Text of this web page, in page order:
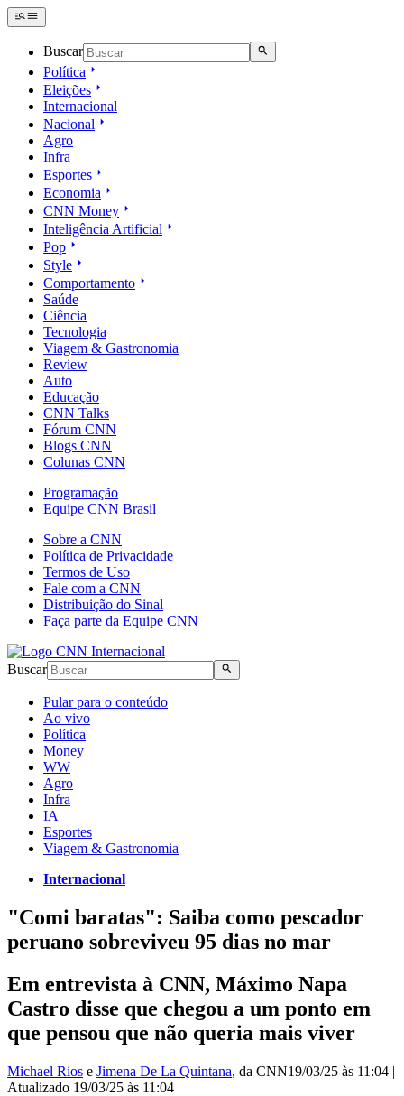
Buscar
Política
Eleições
Internacional
Nacional
Agro
Infra
Esportes
Economia
CNN Money
Inteligência Artificial
Pop
Style
Comportamento
Saúde
Ciência
Tecnologia
Viagem & Gastronomia
Review
Auto
Educação
CNN Talks
Fórum CNN
Blogs CNN
Colunas CNN
Programação
Equipe CNN Brasil
Sobre a CNN
Política de Privacidade
Termos de Uso
Fale com a CNN
Distribuição do Sinal
Faça parte da Equipe CNN
Buscar
Pular para o conteúdo
Ao vivo
Política
Money
WW
Agro
Infra
IA
Esportes
Viagem & Gastronomia
Internacional
"Comi baratas": Saiba como pescador
peruano sobreviveu 95 dias no mar
Em entrevista à CNN, Máximo Napa
Castro disse que chegou a um ponto em
que pensou que não queria mais viver
Michael Rios e Jimena De La Quintana, da CNN19/03/25 às 11:04 |
Atualizado 19/03/25 às 11:04